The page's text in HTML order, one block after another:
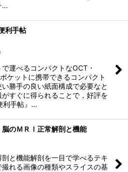
…
利手帖
運べるコンパクトなOCT・
ケットに携帯できるコンパクト
勝手の良い紙面構成で必要なと
がすぐに得られることで，好評を
利手帖』…
のＭＲＩ正常解剖と機能
剖と機能解剖を一目で学べるテキ
れる画像の種類やスライスの基